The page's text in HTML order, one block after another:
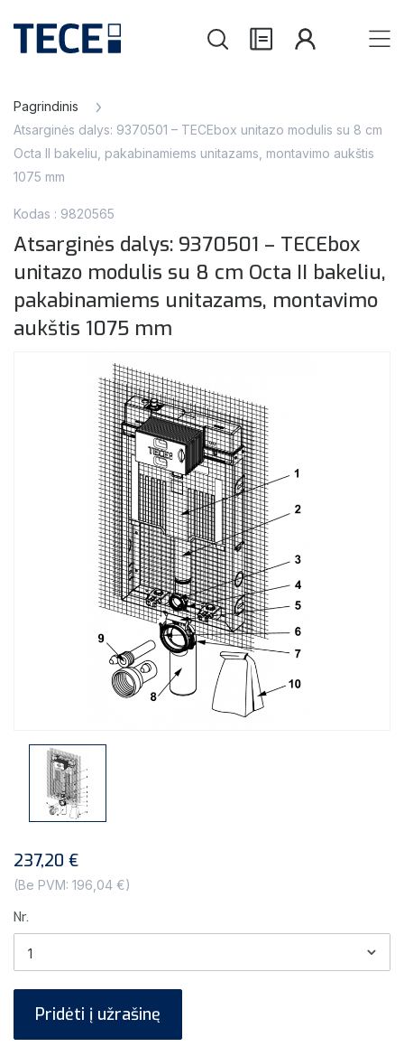
Pagrindinis
Atsarginės dalys: 9370501 – TECEbox unitazo modulis su 8 cm
Octa II bakeliu, pakabinamiems unitazams, montavimo aukštis
1075 mm
Kodas : 9820565
Atsarginės dalys: 9370501 – TECEbox
unitazo modulis su 8 cm Octa II bakeliu,
pakabinamiems unitazams, montavimo
aukštis 1075 mm
237,20 €
(Be PVM: 196,04 €)
Nr.
Pridėti į užrašinę